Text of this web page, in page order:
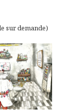
sur demande)